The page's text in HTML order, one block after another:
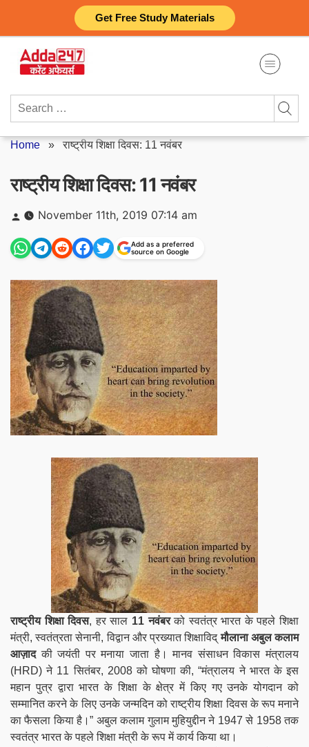
Get Free Study Materials
content
Search
Home »राष्ट्रीय शिक्षा दिवस: 11 नवंबर
राष्ट्रीय शिक्षा दिवस: 11 नवंबर
Posted
by
November 11th, 2019 07:14 am
Add as a preferred
source on Google
राष्ट्रीय शिक्षा दिवस, हर साल 11 नवंबरको स्वतंत्र भारत के पहले शिक्षा
मंत्री, स्वतंत्रता सेनानी, विद्वान और प्रख्यात शिक्षाविद्मौलाना अबुल कलाम
आज़ादकी जयंती पर मनाया जाता है। मानव संसाधन विकास मंत्रालय
(HRD) ने 11 सितंबर, 2008 को घोषणा की, “मंत्रालय ने भारत के इस
महान पुत्र द्वारा भारत के शिक्षा के क्षेत्र में किए गए उनके योगदान को
सम्मानित करने के लिए उनके जन्मदिन को राष्ट्रीय शिक्षा दिवस के रूप मनाने
का फैसला किया है।” अबुल कलाम गुलाम मुहियुद्दीन ने 1947 से 1958 तक
स्वतंत्र भारत के पहले शिक्षा मंत्री के रूप में कार्य किया था।